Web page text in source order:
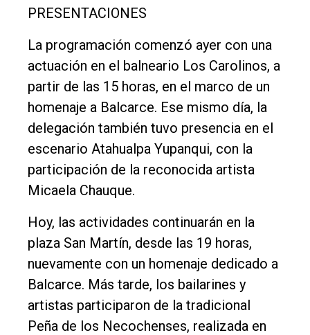
PRESENTACIONES
La programación comenzó ayer con una
actuación en el balneario Los Carolinos, a
partir de las 15 horas, en el marco de un
homenaje a Balcarce. Ese mismo día, la
delegación también tuvo presencia en el
escenario Atahualpa Yupanqui, con la
participación de la reconocida artista
Micaela Chauque.
Hoy, las actividades continuarán en la
plaza San Martín, desde las 19 horas,
nuevamente con un homenaje dedicado a
Balcarce. Más tarde, los bailarines y
artistas participaron de la tradicional
Peña de los Necochenses, realizada en